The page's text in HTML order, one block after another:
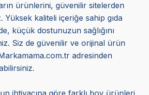
ürünlerini, güvenilir sitelerden
Yüksek kaliteli içeriğe sahip gıda
küçük dostunuzun sağlığını
Siz de güvenilir ve orijinal ürün
adresinden